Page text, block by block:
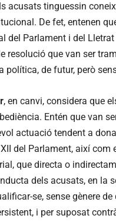
acusats tinguessin
De fet, entenen
del Parlament i del
resolució que van ser
política, de futur, però
, en canvi, considera que
Entén que van
actuació tendent a
del Parlament, així
que directa o
dels acusats, en la
se, sense gènere
i per suposat